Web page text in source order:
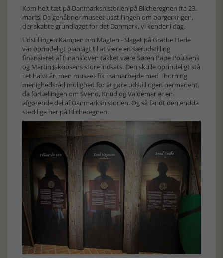
Kom helt tæt på Danmarkshistorien på Blicheregnen fra 23.
marts. Da genåbner museet udstillingen om borgerkrigen,
der skabte grundlaget for det Danmark, vi kender i dag.
Udstillingen Kampen om Magten - Slaget på Grathe Hede
var oprindeligt planlagt til at være en særudstilling
finansieret af Finansloven takket være Søren Pape Poulsens
og Martin Jakobsens store indsats. Den skulle oprindeligt stå
i et halvt år, men museet fik i samarbejde med Thorning
menighedsråd mulighed for at gøre udstillingen permanent,
da fortællingen om Svend, Knud og Valdemar er en
afgørende del af Danmarkshistorien. Og så fandt den endda
sted lige her på Blicheregnen.